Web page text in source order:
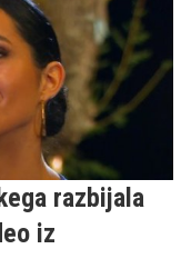
razbijala
iz